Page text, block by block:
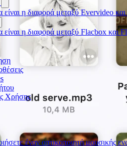
είναι η διαφορά μεταξύ Evervideo
είναι η διαφορά μεταξύ Flacbox και
Χρήσης
έναν οπτικοποιητή μουσικής